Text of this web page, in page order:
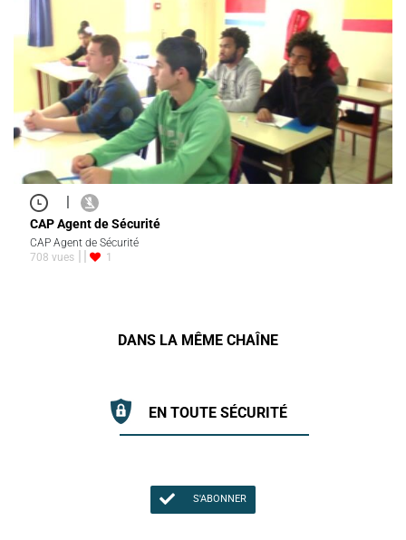
|
CAP Agent de Sécurité
CAP Agent de Sécurité
708 vues
1
DANS LA MÊME CHAÎNE
EN TOUTE SÉCURITÉ
S'ABONNER